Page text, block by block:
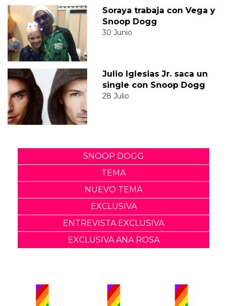
Soraya trabaja con Vega y
Snoop Dogg
30 Junio
Julio Iglesias Jr. saca un
single con Snoop Dogg
28 Julio
SNOOP DOGG
TEMA
NUEVO TEMA
EXCLUSIVA
ENTREVISTA EXCLUSIVA
EXCLUSIVA ANA ROSA